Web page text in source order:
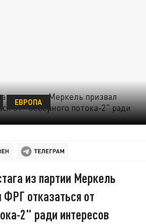
ЕВРОПА
из партии Меркель
ФРГ отказаться от
2" ради интересов